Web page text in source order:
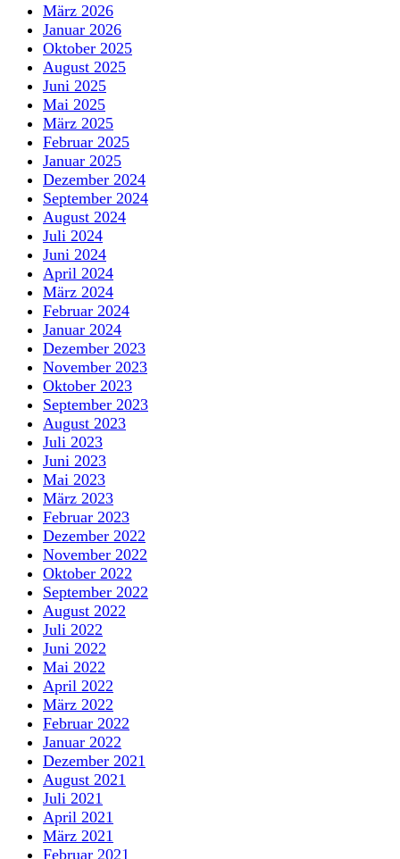
März 2026
Januar 2026
Oktober 2025
August 2025
Juni 2025
Mai 2025
März 2025
Februar 2025
Januar 2025
Dezember 2024
September 2024
August 2024
Juli 2024
Juni 2024
April 2024
März 2024
Februar 2024
Januar 2024
Dezember 2023
November 2023
Oktober 2023
September 2023
August 2023
Juli 2023
Juni 2023
Mai 2023
März 2023
Februar 2023
Dezember 2022
November 2022
Oktober 2022
September 2022
August 2022
Juli 2022
Juni 2022
Mai 2022
April 2022
März 2022
Februar 2022
Januar 2022
Dezember 2021
August 2021
Juli 2021
April 2021
März 2021
Februar 2021